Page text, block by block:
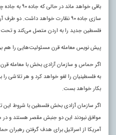
باقی خواهد
سازی جاده ۹۰ نظارت خواهد داشت.
فلسطین جدید را به اردن متصل می‌کند و
پیش نویس معامله قرن مسئولیت‌هایی را هم
اگر حماس و سازمان آزادی بخش با معامله
به فلسطینیان را لغو خواهد کرد و هر تلاشی
بکار خواهد بست.
اگر سازمان آزادی بخش فلسطین با شروط
موافق نبودند این دو جنبش مقصر هستند و
آمریکا از اسرائیل برای هدف گرفتن